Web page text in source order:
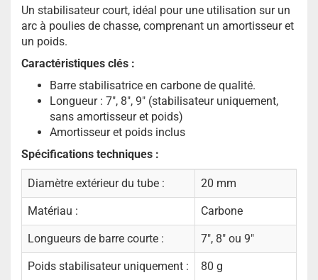
Un stabilisateur court, idéal pour une utilisation sur un
arc à poulies de chasse, comprenant un amortisseur et
un poids.
Caractéristiques clés :
Barre stabilisatrice en carbone de qualité.
Longueur : 7", 8", 9" (stabilisateur uniquement,
sans amortisseur et poids)
Amortisseur et poids inclus
Spécifications techniques :
Diamètre extérieur du tube : 20 mm
Matériau : Carbone
Longueurs de barre courte : 7", 8" ou 9"
Poids stabilisateur uniquement : 80 g